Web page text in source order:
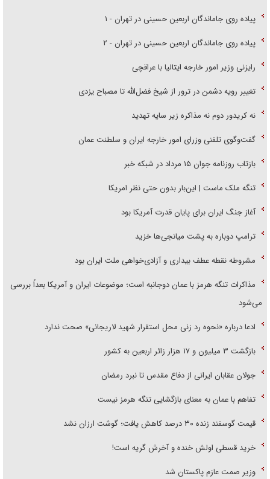
پیاده روی جاماندگان اربعین حسینی در تهران - ۱
پیاده روی جاماندگان اربعین حسینی در تهران - ۲
رایزنی وزیر امور خارجه ایتالیا با عراقچی
تغییر رویه دشمن در ترور از شیخ فضل‌الله تا مصباح یزدی
نه کریدور دوم نه مذاکره زیر سایه تهدید
گفت‌وگوی تلفنی وزرای امور خارجه ایران و سلطنت عمان
بازتاب روزنامه جوان ۱۵ مرداد در شبکه خبر
تنگه ملک ماست | این‌بار بدون حتی نظر امریکا
آغاز جنگ ایران برای پایان قدرت آمریکا بود
ترامپ دوباره به پشت میانجی‌ها خزید
مشروطه نقطه عطف بیداری و آزادی‌خواهی ملت ایران بود
مذاکرات تنگه هرمز با عمان دوجانبه است؛ موضوعات ایران و آمریکا بعداً بررسی
می‌شود
ادعا درباره «نحوه رد زنی محل استقرار شهید لاریجانی» صحت ندارد
بازگشت ۳ میلیون و ۱۷ هزار زائر اربعین به کشور
جولان عقابان ایرانی از دفاع مقدس تا نبرد رمضان
تفاهم با عمان به معنای بازگشایی تنگه هرمز نیست
قیمت گوسفند زنده ۳۰ درصد کاهش یافت؛ گوشت ارزان نشد
خرید قسطی اولش خنده و آخرش گریه است!
وزیر صمت عازم پاکستان شد